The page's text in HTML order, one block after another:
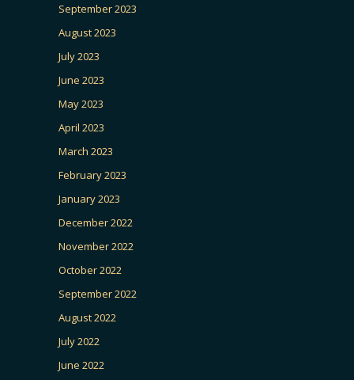
September 2023
August 2023
July 2023
June 2023
May 2023
April 2023
March 2023
February 2023
January 2023
December 2022
November 2022
October 2022
September 2022
August 2022
July 2022
June 2022